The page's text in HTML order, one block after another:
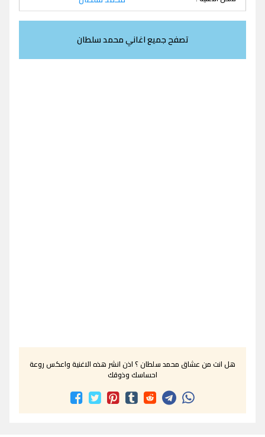
تصفح جميع اغاني محمد سلطان
هل انت من عشاق محمد سلطان ؟ اذن انشر هذه الاغنية واعكس روعة
احساسك وذوقك